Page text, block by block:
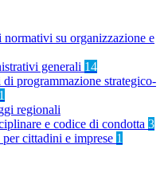
su organizzazione e
generali 14
programmazione strategico-
1
regionali
e codice di condotta 3
cittadini e imprese 1